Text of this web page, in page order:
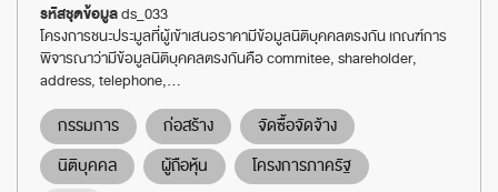
รหัสชุดข้อมูลds_033
โครงการชนะประมูลที่ผู้เข้าเสนอราคามีข้อมูลนิติบุคคลตรงกัน เกณฑ์การ
พิจารณาว่ามีข้อมูลนิติบุคคลตรงกันคือ commitee, shareholder,
address, telephone,...
กรรมการ ก่อสร้าง
จัดซื้อจัดจ้าง
นิติบุคคล
ผู้ถือหุ้น
โครงการภาครัฐ